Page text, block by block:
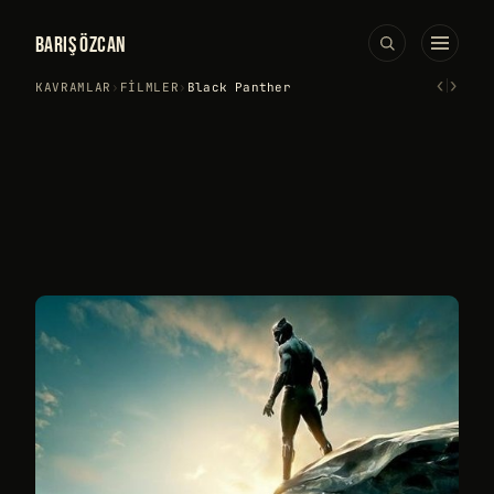
BARIŞ ÖZCAN
KAVRAMLAR › FILMLER › Black Panther ‹›